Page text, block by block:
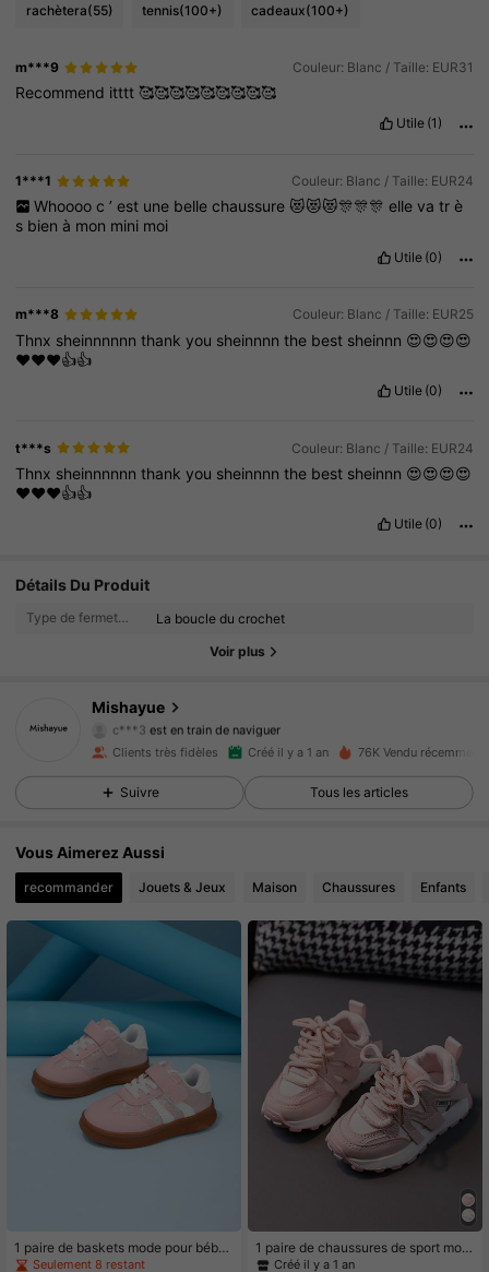
rachètera(55) tennis(100+) cadeaux(100+)
m***9 Couleur: Blanc / Taille: EUR31
Recommend itttt 🥰🥰🥰🥰🥰🥰🥰🥰🥰
Utile (1)
1***1 Couleur: Blanc / Taille: EUR24
Whoooo c ’ est une belle chaussure 😻😻😻🎊🎊🎊 elle va tr è
s bien à mon mini moi
Utile (0)
m***8 Couleur: Blanc / Taille: EUR25
Thnx sheinnnnnnthankyou sheinnnnthe best sheinnn 😍😍😍😍
❤️❤️❤️👍👍
Utile (0)
t***s Couleur: Blanc / Taille: EUR24
Thnx sheinnnnnnthankyou sheinnnnthe best sheinnn 😍😍😍😍
❤️❤️❤️👍👍
Utile (0)
Détails Du Produit
Type de fermeture: La boucle du crochet
Voir plus
Mishayue
4.92
est en train de naviguer
4.92 2.6K Suiveurs
4.92 2.6K Suiveurs
4.92
4.92
2.6K Suiveurs
4.92 2.6K Suiveurs
2.6K Suiveurs
Clients très fidèles Créé il y a 1 an 76K Vendu récemment
Suivre Tous les articles
Vous Aimerez Aussi
recommander Jouets & Jeux Maison Chaussures Enfants
1 paire de baskets mode pour bébé
fille, chaussures plates décontracté
Seulement 8 restant
1 paire de chaussures de sport mod
e pour filles pour le printemps et l'au
Créé il y a 1 an